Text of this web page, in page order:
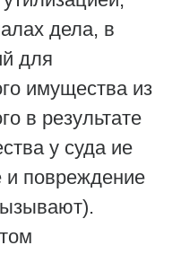
дела, в
для
имущества из
в результате
у суда ие
и повреждение